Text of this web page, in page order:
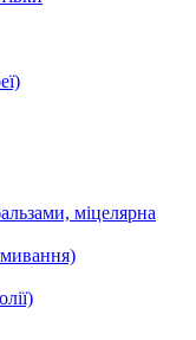
міцелярна